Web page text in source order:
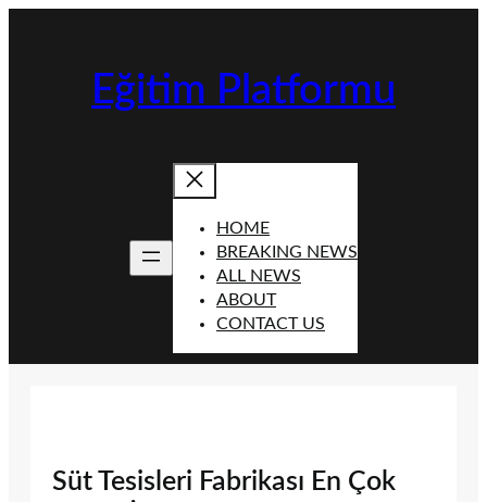
Eğitim Platformu
HOME
BREAKING NEWS
ALL NEWS
ABOUT
CONTACT US
Süt Tesisleri Fabrikası En Çok